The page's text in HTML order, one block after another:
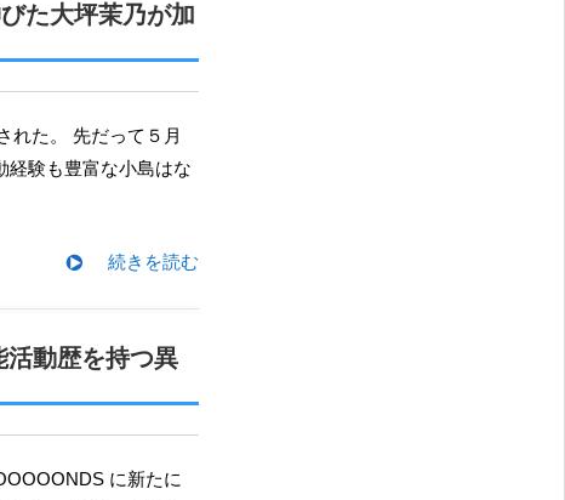
た大坪茉乃が加
経験も豊富な小島はな
続きを読む
動歴を持つ異